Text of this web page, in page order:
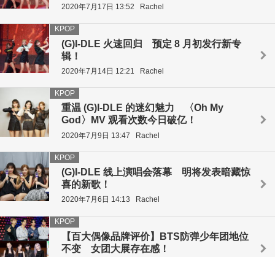
2020年7月17日 13:52 Rachel
(G)I-DLE 火速回归 预定 8 月初发行新专
辑！
KPOP
2020年7月14日 12:21 Rachel
重温 (G)I-DLE 的迷幻魅力 〈Oh My
God〉MV 观看次数今日破亿！
KPOP
2020年7月9日 13:47 Rachel
(G)I-DLE 线上演唱会落幕 明将发表暗藏惊
喜的新歌！
KPOP
2020年7月6日 14:13 Rachel
【百大偶像品牌评价】BTS防弹少年团地位
不变 女团大展存在感！
KPOP